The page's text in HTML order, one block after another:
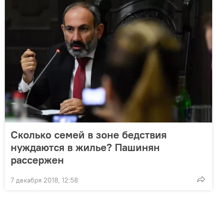
Сколько семей в зоне бедствия
нуждаются в жилье? Пашинян
рассержен
7 декабря 2018, 12:58